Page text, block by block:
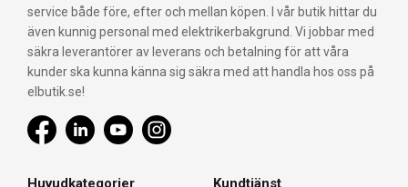
service både före, efter och mellan köpen. I vår butik hittar du
även kunnig personal med elektrikerbakgrund. Vi jobbar med
säkra leverantörer av leverans och betalning för att våra
kunder ska kunna känna sig säkra med att handla hos oss på
elbutik.se!
Huvudkategorier Kundtjänst